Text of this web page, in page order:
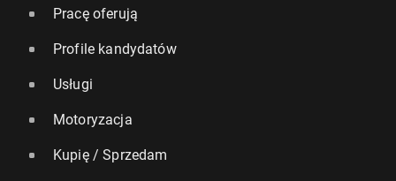
Ryanair: Nawet 600 lotów dzien­nie może zostać od­
Pracę oferują
Profile kandydatów
Usługi
Motoryzacja
Kupię / Sprzedam